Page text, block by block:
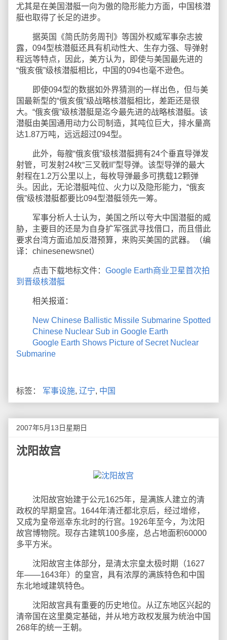
尤其是在美国潜艇一向为傲的隐形能力方面，中国核潜
艇也取得了长足的进步。
据英国《简氏防务周刊》等国外权威军事杂志披
露，094型核潜艇还具有机动性大、生存力强、导弹射
程远等特点，因此，美方认为，即使与美国最先进的
“俄亥俄”级核潜艇相比，中国的094也毫不逊色。
即使094型的数据如外界猜测的一样出色，但与美
国最新型的“俄亥俄”级战略核潜艇相比，差距还是很
大。“俄亥俄”级核潜艇是迄今最先进的战略核潜艇。该
潜艇由美国通用动力公司制造，其吨位巨大，排水量高
达1.87万吨，远远超过094型。
此外，每艘“俄亥俄”级核潜艇拥有24个垂直导弹发
射管，可发射24枚“三叉戟II”型导弹。该型导弹的最大
射程在1.2万公里以上，每枚导弹最多可携载12颗弹
头。因此，无论潜艇吨位、火力以及隐形能力，“俄亥
俄”级核潜艇都要比094型潜艇领先一筹。
军事分析人士认为，美国之所以夸大中国潜艇的威
胁，主要目的还是为自身扩军强武寻找借口，而且借此
要求台湾方面追加反潜预算，来购买美国的武器。（编
译：chinesenewsnet）
点击下载地标文件： Google Earth商业卫星首次拍
到晋级核潜艇
相关报道：
New Chinese Ballistic Missile Submarine Spotted
Chinese Nuclear Sub in Google Earth
Google Earth Shows Picture of Secret Nuclear
Submarine
标签： 军事设施, 辽宁, 中国
2007年5月13日星期日
沈阳故宫
沈阳故宫始建于公元1625年，是满族人建立的清
政权的早期皇宫。1644年清迁都北京后，经过增修，
又成为皇帝巡幸东北时的行宫。1926年至今，为沈阳
故宫博物院。现存古建筑100多座，总占地面积60000
多平方米。
沈阳故宫主体部分，是清太宗皇太极时期（1627
年——1643年）的皇宫，具有浓厚的满族特色和中国
东北地域建筑特色。
沈阳故宫具有重要的历史地位。从辽东地区兴起的
清帝国在这里奠定基础，并从地方政权发展为统治中国
268年的统一王朝。